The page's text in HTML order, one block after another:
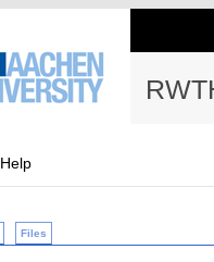
Help
Files